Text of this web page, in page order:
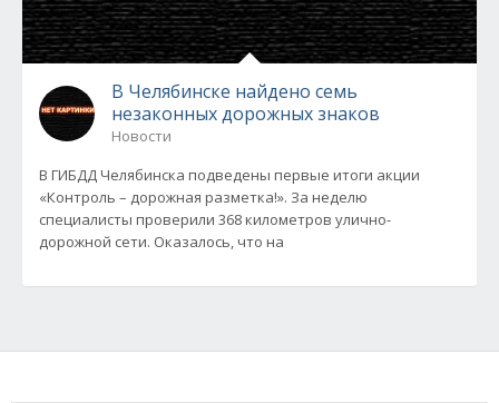
В Челябинске найдено семь
незаконных дорожных знаков
Новости
В ГИБДД Челябинска подведены первые итоги акции
«Контроль – дорожная разметка!». За неделю
специалисты проверили 368 километров улично-
дорожной сети. Оказалось, что на